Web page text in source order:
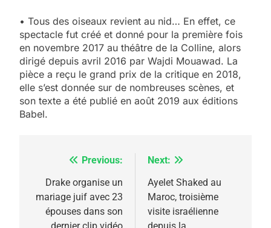
• Tous des oiseaux revient au nid… En effet, ce
spectacle fut créé et donné pour la première fois
en novembre 2017 au théâtre de la Colline, alors
dirigé depuis avril 2016 par Wajdi Mouawad. La
pièce a reçu le grand prix de la critique en 2018,
elle s’est donnée sur de nombreuses scènes, et
son texte a été publié en août 2019 aux éditions
Babel.
Navigation
de
l’article
Previous:
Drake organise un
mariage juif avec 23
épouses dans son
Next:
Ayelet Shaked au
Maroc, troisième
visite israélienne
5
2025, l’année la plus